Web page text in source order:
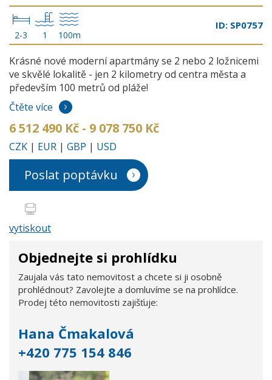
2-3 1 100m
ID: SP0757
Krásné nové moderní apartmány se 2 nebo 2 ložnicemi
ve skvělé lokalitě - jen 2 kilometry od centra města a
především 100 metrů od pláže!
Čtěte více
6 512 490 Kč - 9 078 750 Kč
CZK | EUR | GBP | USD
Poslat poptávku
vytiskout
Objednejte si prohlídku
Zaujala vás tato nemovitost a chcete si ji osobně
prohlédnout? Zavolejte a domluvíme se na prohlídce.
Prodej této nemovitosti zajišťuje:
Hana Čmakalová
+420 775 154 846